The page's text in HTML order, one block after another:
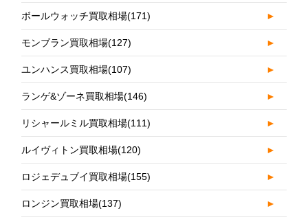
ボールウォッチ買取相場(171) ►
モンブラン買取相場(127) ►
ユンハンス買取相場(107) ►
ランゲ&ゾーネ買取相場(146) ►
リシャールミル買取相場(111) ►
ルイヴィトン買取相場(120) ►
ロジェデュブイ買取相場(155) ►
ロンジン買取相場(137) ►